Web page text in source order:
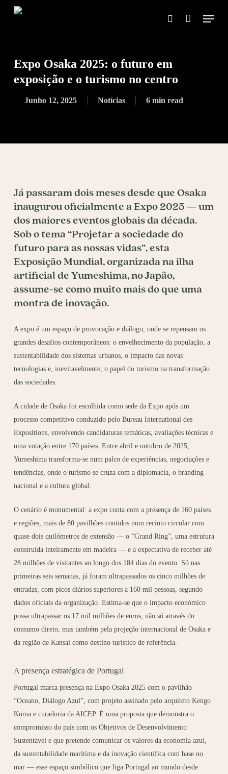
search
Menu
Expo Osaka 2025: o futuro em
exposição e o turismo no centro
Junho 12, 2025 Notícias 6 min read
Já passaram dois meses desde que Osaka
inaugurou oficialmente a Expo 2025 — um
dos maiores eventos globais da década.
Sob o tema “Projetar a sociedade do
futuro para as nossas vidas”, esta
Exposição Mundial, organizada na ilha
artificial de Yumeshima, no Japão,
assume-se como muito mais do que uma
montra de inovação.
A expo é um espaço de provocação e diálogo, onde se repensam os
grandes desafios contemporâneos: o envelhecimento da população, a
sustentabilidade dos sistemas urbanos, o impacto das novas
tecnologias e, inevitavelmente, o papel do turismo na transformação
das sociedades.
A cidade de Osaka foi escolhida como sede da Expo após um
processo competitivo conduzido pelo Bureau International des
Expositions, envolvendo candidaturas temáticas, avaliações técnicas e
uma votação entre 170 países. Entre abril e outubro de 2025,
Yumeshima transforma-se num palco de experiências, negociações e
tendências, onde o turismo se cruza com a diplomacia, o branding
nacional e a cultura global.
O cenário é monumental: a expo conta com a presença de 160 países
e regiões, mais de 80 pavilhões contidos num recinto circular com
quase dois quilómetros de extensão — o “Grand Ring”, uma estrutura
construída inteiramente em madeira — e a expectativa de receber até
28 milhões de visitantes ao longo dos 184 dias do evento. Só nas
primeiras seis semanas, já foram ultrapassados os cinco milhões de
entradas, com picos diários superiores a 160 mil pessoas, segundo
dados oficiais da organização. Estima-se que o impacto económico
possa ultrapassar os 17 mil milhões de euros, não só através do
consumo direto, mas também pela projeção internacional de Osaka e
da região de Kansai como destino turístico de referência.
A presença estratégica de Portugal
Portugal marca presença na Expo Osaka 2025 com o pavilhão
“Oceano, Diálogo Azul”, com projeto assinado pelo arquiteto Kengo
Kuma e curadoria da AICEP. É uma proposta que demonstra o
compromisso do país com os Objetivos de Desenvolvimento
Sustentável e que pretende comunicar os valores da economia azul,
da sustentabilidade marítima e da inovação científica com base no
mar — esse espaço simbólico que liga Portugal ao mundo desde